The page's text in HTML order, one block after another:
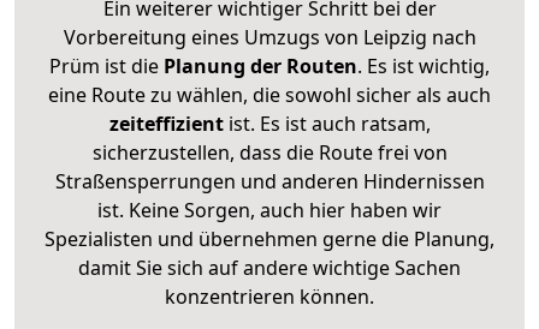
Ein weiterer wichtiger Schritt bei der
Vorbereitung eines Umzugs von Leipzig nach
Prüm ist die Planung der Routen. Es ist wichtig,
eine Route zu wählen, die sowohl sicher als auch
zeiteffizientist. Es ist auch ratsam,
sicherzustellen, dass die Route frei von
Straßensperrungen und anderen Hindernissen
ist. Keine Sorgen, auch hier haben wir
Spezialisten und übernehmen gerne die Planung,
damit Sie sich auf andere wichtige Sachen
konzentrieren können.